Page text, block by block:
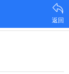
返回